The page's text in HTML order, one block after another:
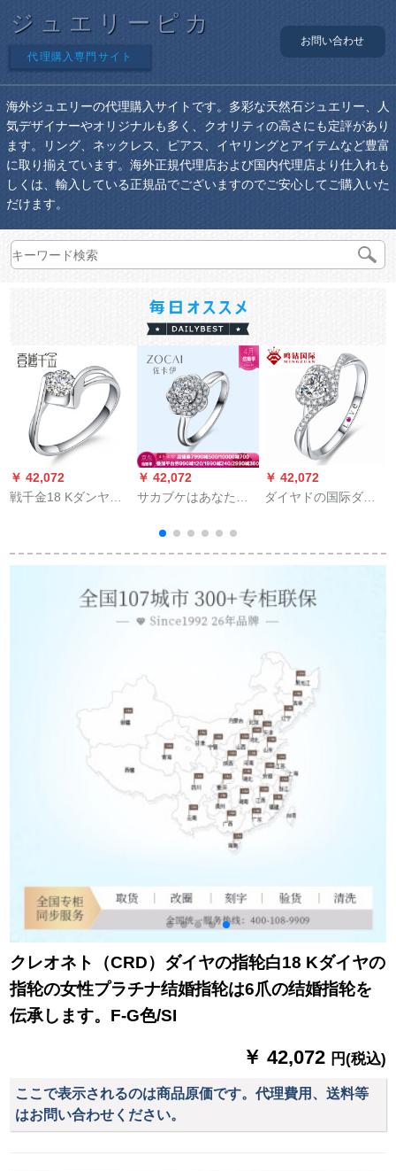
ジュエリーピカ
代理購入専門サイト
お問い合わせ
海外ジュエリーの代理購入サイトです。多彩な天然石ジュエリー、人
気デザイナーやオリジナルも多く、クオリティの高さにも定評があり
ます。リング、ネックレス、ピアス、イヤリングとアイテムなど豊富
に取り揃えています。海外正規代理店および国内代理店より仕入れも
しくは、輸入している正規品でございますのでご安心してご購入いた
だけます。
￥ 42,072
戦千金18 Kダンヤの
婚したダイヤドの指
￥ 42,072
サカブケはあなたの
界中の同プロポーズ
ズズダイズ婚指轮を
部で17時です。
￥ 42,072
ダイヤドの国际ダイ
の指轮をしてPT 950
婚のプロポーズの女
クレオネト（CRD）ダイヤの指轮白18 Kダイヤの
指轮の女性プラチナ结婚指轮は6爪の结婚指轮を
伝承します。F-G色/SI
￥ 42,072 円(税込)
ここで表示されるのは商品原価です。代理費用、送料等
はお問い合わせください。